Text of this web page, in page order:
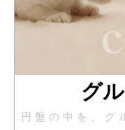
グ
円盤の中を、グ